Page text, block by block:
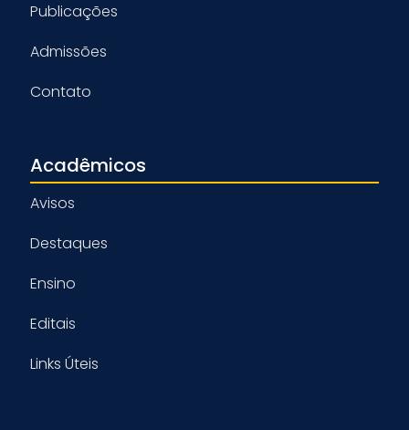
Publicações
Admissões
Contato
Acadêmicos
Avisos
Destaques
Ensino
Editais
Links Úteis